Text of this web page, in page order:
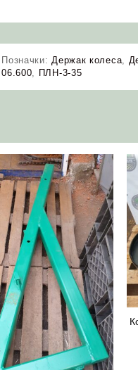
Позначки:Держак колеса,
06.600, ПЛН-3-35